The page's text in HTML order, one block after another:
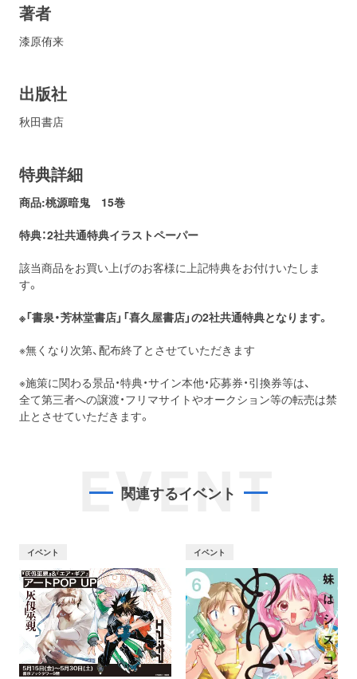
著者
漆原侑来
出版社
秋田書店
特典詳細
商品:桃源暗鬼15巻
特典：2社共通特典イラストペーパー
該当商品をお買い上げのお客様に上記特典をお付けいたしま
す。
※「書泉・芳林堂書店」「喜久屋書店」の2社共通特典となります。
※無くなり次第、配布終了とさせていただきます
※施策に関わる景品・特典・サイン本他・応募券・引換券等は、
全て第三者への譲渡・フリマサイトやオークション等の転売は禁
止とさせていただきます。
EVENT
関連するイベント
イベント イベント